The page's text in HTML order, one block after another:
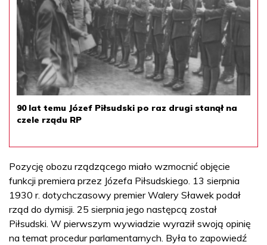
90 lat temu Józef Piłsudski po raz drugi stanął na
czele rządu RP
Pozycję obozu rządzącego miało wzmocnić objęcie
funkcji premiera przez Józefa Piłsudskiego. 13 sierpnia
1930 r. dotychczasowy premier Walery Sławek podał
rząd do dymisji. 25 sierpnia jego następcą został
Piłsudski. W pierwszym wywiadzie wyraził swoją opinię
na temat procedur parlamentarnych. Była to zapowiedź